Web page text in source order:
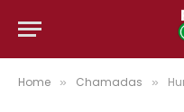
Home » Chamadas »